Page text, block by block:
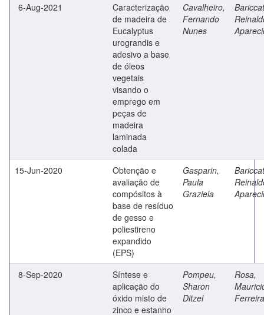
6-Aug-2021
Caracterização
de madeira de
Eucalyptus
urograndis e
adesivo a base
de óleos
vegetais
visando o
emprego em
peças de
madeira
laminada
colada
Cavalheiro,
Fernando
Nunes
15-Jun-2020
Obtenção e
avaliação de
compósitos à
base de resíduo
de gesso e
poliestireno
expandido
(EPS)
Gasparin,
Paula
Graziela
8-Sep-2020
Síntese e
aplicação do
óxido misto de
zinco e estanho
Pompeu,
Sharon
Ditzel
Rosa,